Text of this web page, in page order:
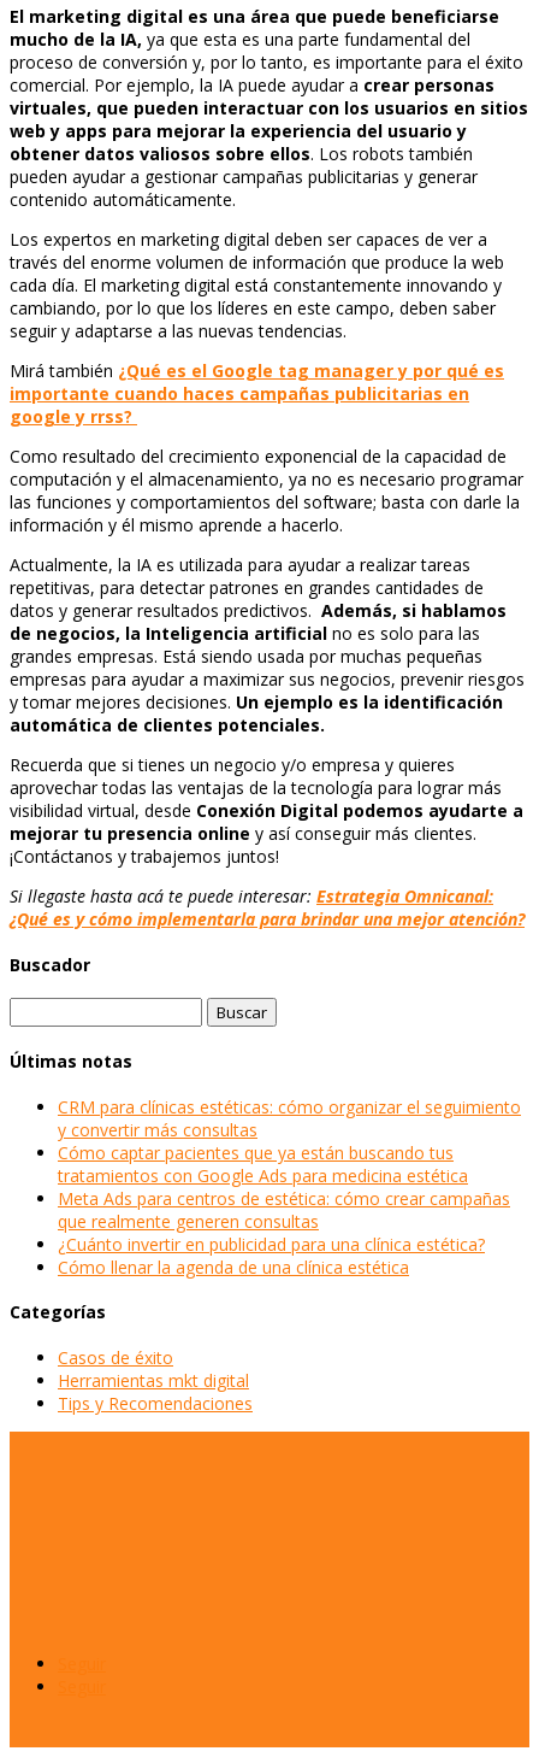
El marketing digital es una área que puede beneficiarse
mucho de la IA, ya que esta es una parte fundamental del
proceso de conversión y, por lo tanto, es importante para el éxito
comercial. Por ejemplo, la IA puede ayudar a crear personas
virtuales, que pueden interactuar con los usuarios en sitios
web y apps para mejorar la experiencia del usuario y
obtener datos valiosos sobre ellos. Los robots también
pueden ayudar a gestionar campañas publicitarias y generar
contenido automáticamente.
Los expertos en marketing digital deben ser capaces de ver a
través del enorme volumen de información que produce la web
cada día. El marketing digital está constantemente innovando y
cambiando, por lo que los líderes en este campo, deben saber
seguir y adaptarse a las nuevas tendencias.
Mirá también ¿Qué es el Google tag manager y por qué es
importante cuando haces campañas publicitarias en
google y rrss?
Como resultado del crecimiento exponencial de la capacidad de
computación y el almacenamiento, ya no es necesario programar
las funciones y comportamientos del software; basta con darle la
información y él mismo aprende a hacerlo.
Actualmente, la IA es utilizada para ayudar a realizar tareas
repetitivas, para detectar patrones en grandes cantidades de
datos y generar resultados predictivos. Además, si hablamos
de negocios, la Inteligencia artificial no es solo para las
grandes empresas. Está siendo usada por muchas pequeñas
empresas para ayudar a maximizar sus negocios, prevenir riesgos
y tomar mejores decisiones. Un ejemplo es la identificación
automática de clientes potenciales.
Recuerda que si tienes un negocio y/o empresa y quieres
aprovechar todas las ventajas de la tecnología para lograr más
visibilidad virtual, desde Conexión Digital podemos ayudarte a
mejorar tu presencia online y así conseguir más clientes.
¡Contáctanos y trabajemos juntos!
Si llegaste hasta acá te puede interesar: Estrategia Omnicanal:
¿Qué es y cómo implementarla para brindar una mejor atención?
Buscador
Últimas notas
CRM para clínicas estéticas: cómo organizar el seguimiento
y convertir más consultas
Cómo captar pacientes que ya están buscando tus
tratamientos con Google Ads para medicina estética
Meta Ads para centros de estética: cómo crear campañas
que realmente generen consultas
¿Cuánto invertir en publicidad para una clínica estética?
Cómo llenar la agenda de una clínica estética
Categorías
Casos de éxito
Herramientas mkt digital
Tips y Recomendaciones